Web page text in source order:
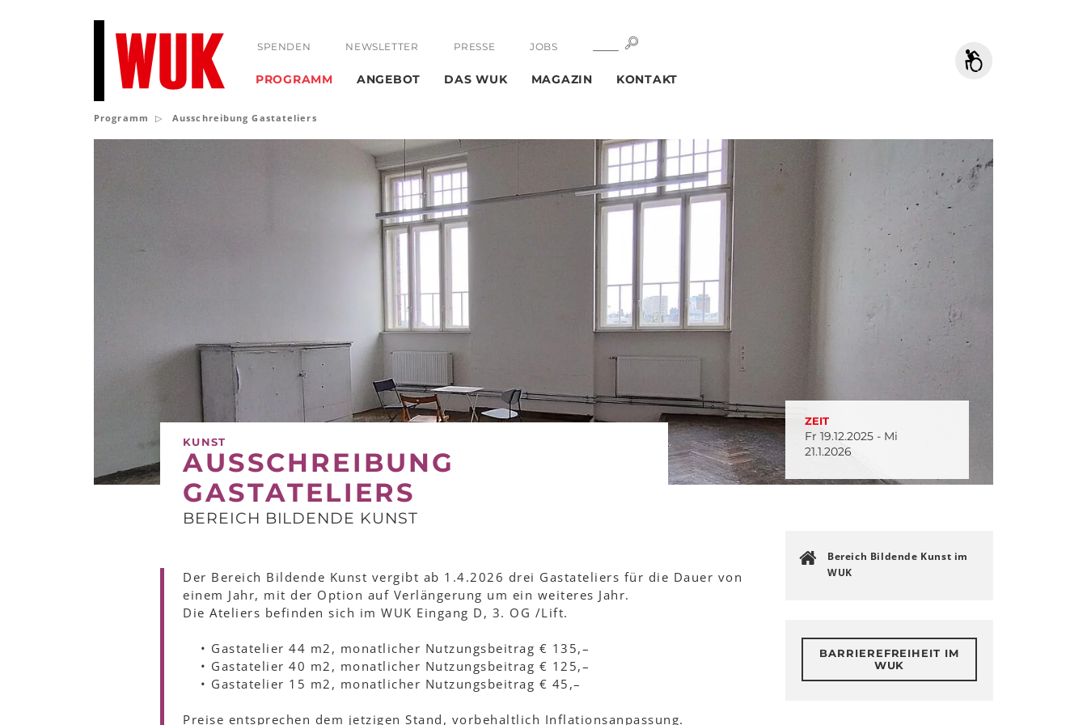
SPENDEN NEWSLETTER PRESSE JOBS SUCHE
PROGRAMM ANGEBOT DAS WUK MAGAZIN KONTAKT
Programm Ausschreibung Gastateliers
ZEIT
Fr 19.12.2025 - Mi
21.1.2026
KUNST
AUSSCHREIBUNG
GASTATELIERS
BEREICH BILDENDE KUNST
Der Bereich Bildende Kunst vergibt ab 1.4.2026 drei Gastateliers für die Dauer von
einem Jahr, mit der Option auf Verlängerung um ein weiteres Jahr.
Die Ateliers befinden sich im WUK Eingang D, 3. OG /Lift.
• Gastatelier 44 m2, monatlicher Nutzungsbeitrag € 135,–
• Gastatelier 40 m2, monatlicher Nutzungsbeitrag € 125,–
• Gastatelier 15 m2, monatlicher Nutzungsbeitrag € 45,–
Preise entsprechen dem jetzigen Stand, vorbehaltlich Inflationsanpassung.
Bereich Bildende Kunst im
WUK
BARRIEREFREIHEIT IM
WUK